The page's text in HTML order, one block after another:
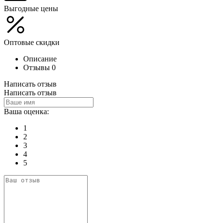
Выгодные цены
Оптовые скидки
Описание
Отзывы 0
Написать отзыв
Написать отзыв
Ваша оценка:
1
2
3
4
5